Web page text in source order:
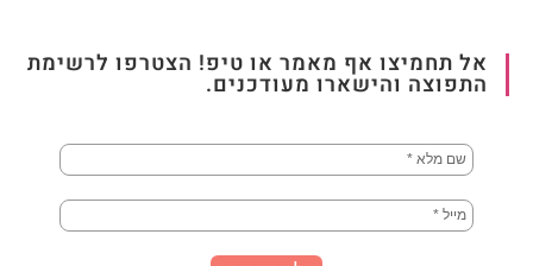
אל תחמיצו אף מאמר או טיפ! הצטרפו לרשימת
התפוצה והישארו מעודכנים.